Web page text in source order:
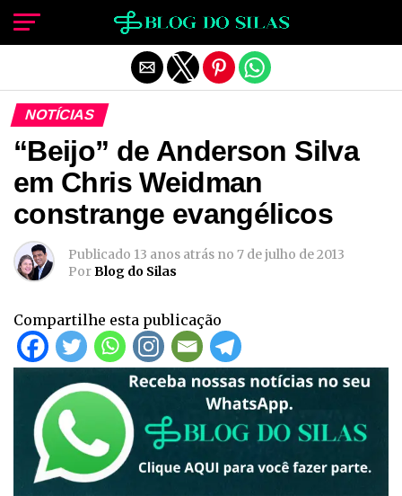
NOTÍCIAS
“Beijo” de Anderson Silva
em Chris Weidman
constrange evangélicos
Publicado 13 anos atrás no 7 de julho de 2013
PorBlog do Silas
Compartilhe esta publicação
Sair da versão mobile